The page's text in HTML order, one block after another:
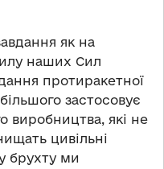
як на
наших Сил
протиракетної
застосовує
виробництва, які не
цивільні
брухту ми